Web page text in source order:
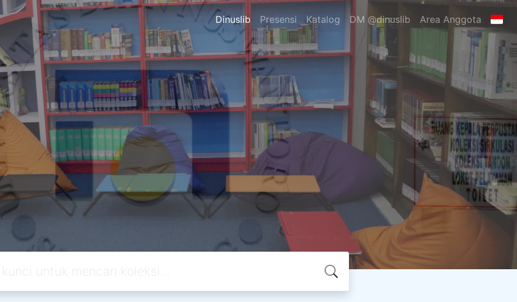
Dinuslib Presensi Katalog DM @dinuslib Area Anggota